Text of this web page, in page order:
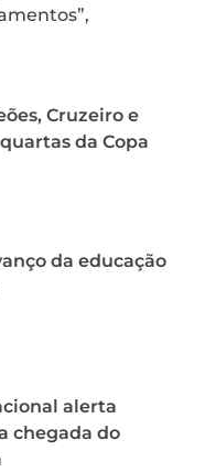
Cruzeiro e
da Copa
da educação
alerta
chegada do